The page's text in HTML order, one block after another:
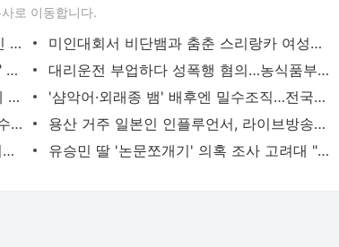
로 이동합니다.
'당근'에서 구한 20대 가사도우미, 의뢰인 모친 유품 훔쳐가 | 연합뉴스
미인대회서 비단뱀과 춤춘 스리랑카 여성…동물학대 벌금형 | 연합뉴스
캐리비안 베이 여자탈의실에 "남성 있다" 신고 | 연합뉴스
대리운전 부업하다 성폭행 혐의…농식품부 산하 기관 직원 구속 | 연합뉴스
신호위반 후 도주한 배달 기사, 잠복 끝에 잡고 보니 수배자 | 연합뉴스
'샴악어·외래종 뱀' 배후엔 밀수조직…전국으로 택배 판매했다(종합) | 연합뉴스
2천억대 '깡통보증서' 발행하고 30억원 수수료 챙긴 유령보험사 | 연합뉴스
용산 거주 일본인 인플루언서, 라이브방송 도중 사망 | 연합뉴스
현직 경찰관 '음주 뺑소니' 수사정보 피의자 지인에 유출 의혹(종합) | 연합뉴스
유승민 딸 '논문쪼개기' 의혹 조사 고려대 "연구부정행위 아냐" | 연합뉴스